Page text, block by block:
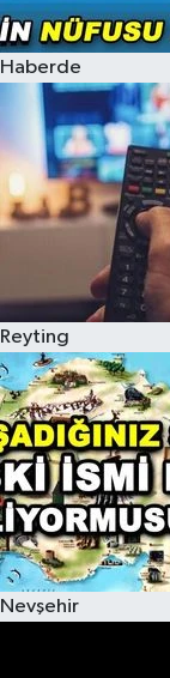
Haberde
Reyting
Nevşehir